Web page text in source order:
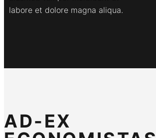
labore et dolore magna aliqua.
AD-EX